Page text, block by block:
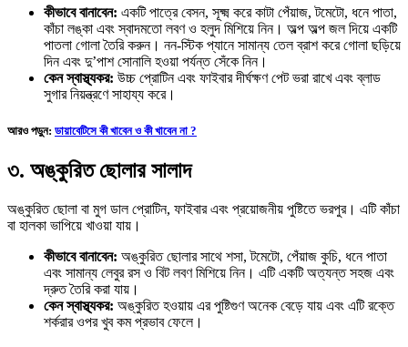
কীভাবে বানাবেন: একটি পাত্রে বেসন, সূক্ষ্ম করে কাটা পেঁয়াজ, টমেটো, ধনে পাতা,
কাঁচা লঙ্কা এবং স্বাদমতো লবণ ও হলুদ মিশিয়ে নিন। অল্প অল্প জল দিয়ে একটি
পাতলা গোলা তৈরি করুন। নন-স্টিক প্যানে সামান্য তেল ব্রাশ করে গোলা ছড়িয়ে
দিন এবং দু’পাশ সোনালি হওয়া পর্যন্ত সেঁকে নিন।
কেন স্বাস্থ্যকর: উচ্চ প্রোটিন এবং ফাইবার দীর্ঘক্ষণ পেট ভরা রাখে এবং ব্লাড
সুগার নিয়ন্ত্রণে সাহায্য করে।
আরও পড়ুন: ডায়াবেটিসে কী খাবেন ও কী খাবেন না ?
৩. অঙ্কুরিত ছোলার সালাদ
অঙ্কুরিত ছোলা বা মুগ ডাল প্রোটিন, ফাইবার এবং প্রয়োজনীয় পুষ্টিতে ভরপুর। এটি কাঁচা
বা হালকা ভাপিয়ে খাওয়া যায়।
কীভাবে বানাবেন: অঙ্কুরিত ছোলার সাথে শসা, টমেটো, পেঁয়াজ কুচি, ধনে পাতা
এবং সামান্য লেবুর রস ও বিট লবণ মিশিয়ে নিন। এটি একটি অত্যন্ত সহজ এবং
দ্রুত তৈরি করা যায়।
কেন স্বাস্থ্যকর: অঙ্কুরিত হওয়ায় এর পুষ্টিগুণ অনেক বেড়ে যায় এবং এটি রক্তে
শর্করার ওপর খুব কম প্রভাব ফেলে।